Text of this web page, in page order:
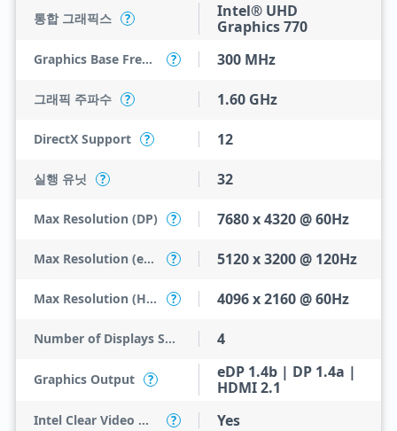
통합 그래픽스 ?
Intel® UHD
Graphics 770
Graphics Base Frequency ? 300 MHz
그래픽 주파수 ? 1.60 GHz
DirectX Support ? 12
실행 유닛 ? 32
Max Resolution (DP) ? 7680 x 4320 @ 60Hz
Max Resolution (eDP - Integrated Flat Panel) ? 5120 x 3200 @ 120Hz
Max Resolution (HDMI) ? 4096 x 2160 @ 60Hz
Number of Displays Supported 4
Graphics Output ?
eDP 1.4b | DP 1.4a |
HDMI 2.1
Intel Clear Video HD Technology ? Yes